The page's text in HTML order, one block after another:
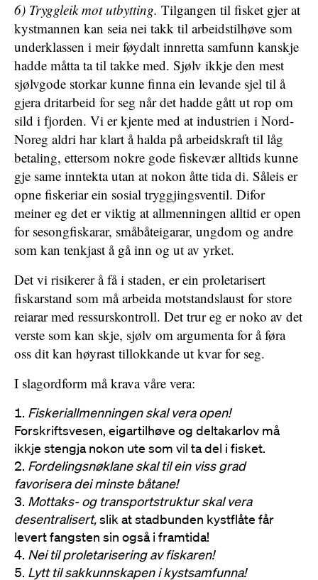
6) Tryggleik mot utbytting. Tilgangen til fisket gjer at
kystmannen kan seia nei takk til arbeidstilhøve som
underklassen i meir føydalt innretta samfunn kanskje
hadde måtta ta til takke med. Sjølv ikkje den mest
sjølvgode storkar kunne finna ein levande sjel til å
gjera dritarbeid for seg når det hadde gått ut rop om
sild i fjorden. Vi er kjente med at industrien i Nord-
Noreg aldri har klart å halda på arbeidskraft til låg
betaling, ettersom nokre gode fiskevær alltids kunne
gje same inntekta utan at nokon åtte tida di. Såleis er
opne fiskeriar ein sosial tryggjingsventil. Difor
meiner eg det er viktig at allmenningen alltid er open
for sesongfiskarar, småbåteigarar, ungdom og andre
som kan tenkjast å gå inn og ut av yrket.
Det vi risikerer å få i staden, er ein proletarisert
fiskarstand som må arbeida motstandslaust for store
reiarar med ressurskontroll. Det trur eg er noko av det
verste som kan skje, sjølv om argumenta for å føra
oss dit kan høyrast tillokkande ut kvar for seg.
I slagordform må krava våre vera:
Fiskeriallmenningen skal vera open!
Forskriftsvesen, eigartilhøve og deltakarlov må
ikkje stengja nokon ute som vil ta del i fisket.
Fordelingsnøklane skal til ein viss grad
favorisera dei minste båtane!
Mottaks- og transportstruktur skal vera
desentralisert,slik at stadbunden kystflåte får
levert fangsten sin også i framtida!
Nei til proletarisering av fiskaren!
Lytt til sakkunnskapen i kystsamfunna!